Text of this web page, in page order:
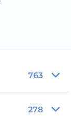
763
278